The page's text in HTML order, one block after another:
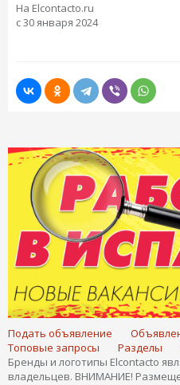
На Elcontacto.ru
с 30 января 2024
Подать объявление
Топовые запросы
Разделы
Бренды и логотипы Elcontacto
владельцев. ВНИМАНИЕ!